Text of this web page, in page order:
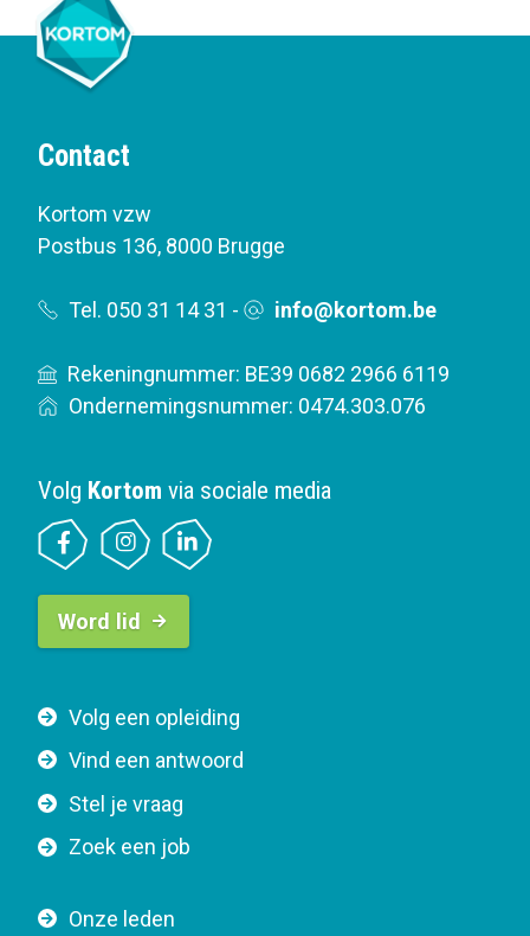
Contact
Kortom vzw
Postbus 136, 8000 Brugge
Tel. 050 31 14 31 - info@kortom.be
Rekeningnummer: BE39 0682 2966 6119
Ondernemingsnummer: 0474.303.076
F
o
t
e
Volg een opleiding
Vind een antwoord
Stel je vraag
Zoek een job
Onze leden
Volg Kortom via sociale media
B
t
o
n
a
v
g
Word lid